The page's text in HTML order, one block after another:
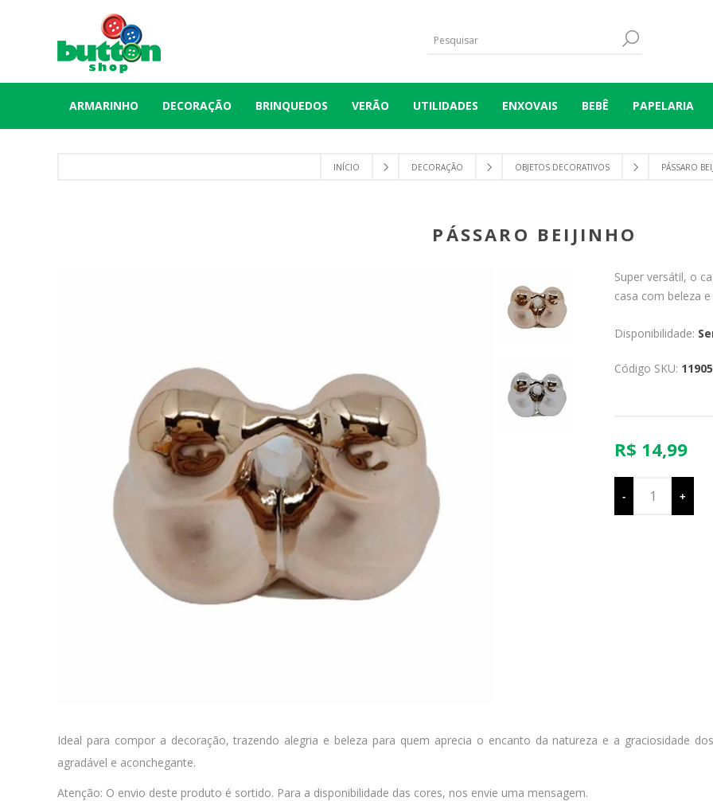
ARMARINHO DECORAÇÃO BRINQUEDOS VERÃO UTILIDADES ENXOVAIS BEBÊ PAPELARIA
INÍCIO DECORAÇÃO OBJETOS DECORATIVOS PÁSSARO
PÁSSARO BEIJINHO
Super versátil, o
casa com beleza
Disponibilidade:
Código SKU:
R$ 14,99
- +
Ideal para compor a decoração, trazendo alegria e beleza para quem aprecia o encanto da natureza e a graciosidade
agradável e aconchegante.
Atenção: O envio deste produto é sortido. Para a disponibilidade das cores, nos envie uma mensagem.